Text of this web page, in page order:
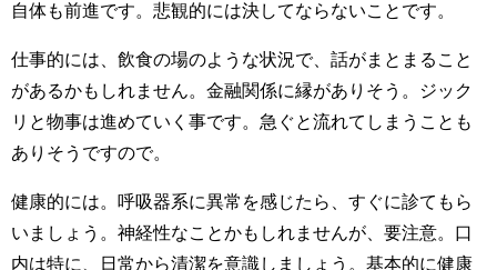
自体も前進です。悲観的には決してならないことです。
仕事的には、飲食の場のような状況で、話がまとまること
があるかもしれません。金融関係に縁がありそう。ジック
リと物事は進めていく事です。急ぐと流れてしまうことも
ありそうですので。
健康的には。呼吸器系に異常を感じたら、すぐに診てもら
いましょう。神経性なことかもしれませんが、要注意。口
内は特に、日常から清潔を意識しましょう。基本的に健康